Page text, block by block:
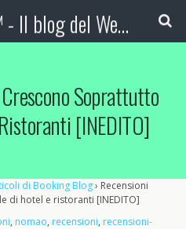
Booking Blog™ - Il blog del Web Marketing Turistico
Soprattutto
[INEDITO]
di Booking Blog› Recensioni
di hotel e ristoranti [INEDITO]
, nomao, recensioni, recensioni-